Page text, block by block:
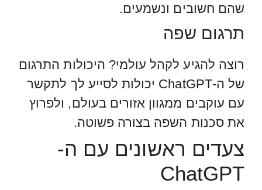
שהם חשובים ונשמעים.
תרגום שפה
רוצה להגיע לקהל עולמי? היכולות התרגום
של ה-ChatGPT יכולות לסייע לך לתקשר
עם עוקבים ממגוון אזורים בעולם, ולפרוץ
את סכנות השפה בצורה פשוטה.
צעדים ראשונים עם ה-
ChatGPT